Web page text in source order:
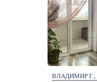
ВЛАДИМИР Г.,